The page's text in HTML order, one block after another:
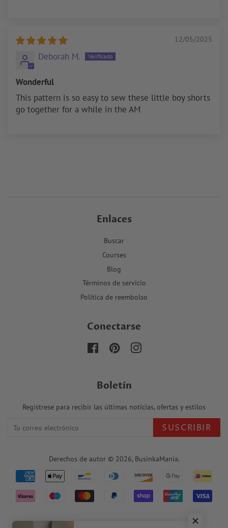
12/05/2025
Deborah M.
Wonderful
This pattern is so easy to sew these little boy shorts
go together for a while in the AM
Enlaces
Buscar
Courses
Blog
Términos de servicio
Politica de reembolso
Conectarse
FacebookPinterestInstagram
Boletín
Regístrese para recibir las últimas noticias, ofertas y estilos
SUSCRIBIR
Derechos de autor © 2026, BusinkaMania.
Iconos
de